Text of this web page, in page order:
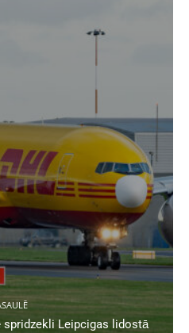
Leipcigas lidostā